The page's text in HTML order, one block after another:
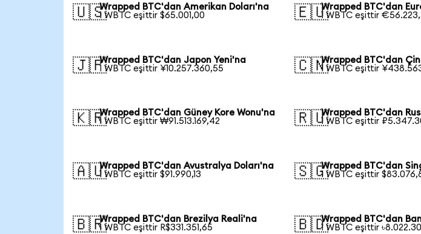
🇺🇸Wrapped BTC'dan Amerikan Doları'na
1 WBTC eşittir $65.001,00
🇪🇺Wrapped BTC'dan
1 WBTC eşittir
🇯🇵Wrapped BTC'dan Japon Yeni'na
1 WBTC eşittir ¥10.257.360,55
🇨🇳Wrapped BTC'dan Çin
1 WBTC eşittir
🇰🇷Wrapped BTC'dan Güney Kore Wonu'na
1 WBTC eşittir ₩91.513.169,42
🇷🇺Wrapped BTC'dan
1 WBTC eşittir
🇦🇺Wrapped BTC'dan Avustralya Doları'na
1 WBTC eşittir $91.990,13
🇸🇬Wrapped BTC'dan
1 WBTC eşittir
🇧🇷Wrapped BTC'dan Brezilya Reali'na
1 WBTC eşittir R$331.351,65
🇧🇩Wrapped BTC'dan
1 WBTC eşittir